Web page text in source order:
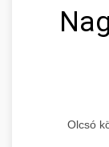
Olcsó